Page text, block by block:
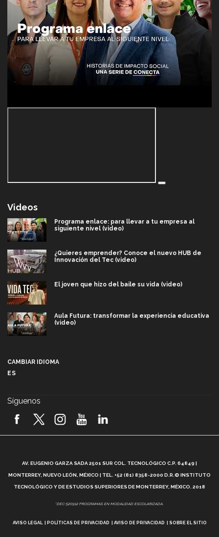
Videos
Programa enlace: para llevar a tu empresa al
siguiente nivel (video)
¿Quieres emprender? Conoce el nuevo HUB de
Innovación del Tec (video)
El joven que hizo del baile su vida (video)
Aula Futura: transformar la experiencia educativa
(video)
2026! (video)
¿Cómo es el Modelo Educativo Tec? (video)
Vida Tec: Feminismo e Inteligencia Artificial, Paola
CAMBIAR IDIOMA
ES
Síguenos
AV. EUGENIO GARZA SADA 2501 SUR COL. TECNOLÓGICO C.P. 64849 |
MONTERREY, NUEVO LEÓN, MÉXICO | TEL. +52 (81) 8358-2000 D.R.© INSTITUTO
TECNOLÓGICO Y DE ESTUDIOS SUPERIORES DE MONTERREY, MÉXICO. 2018
*DEC-520912 PROGRAMAS EN MODALIDAD ESCOLARIZADA.
AVISO LEGAL POLÍTICAS DE PRIVACIDAD AVISO DE PRIVACIDAD SOBRE EL SITIO